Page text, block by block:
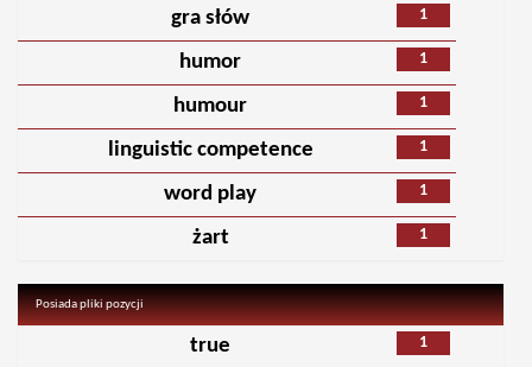
1
gra słów
1
humor
1
humour
1
linguistic competence
1
word play
1
żart
Posiada pliki pozycji
1
true